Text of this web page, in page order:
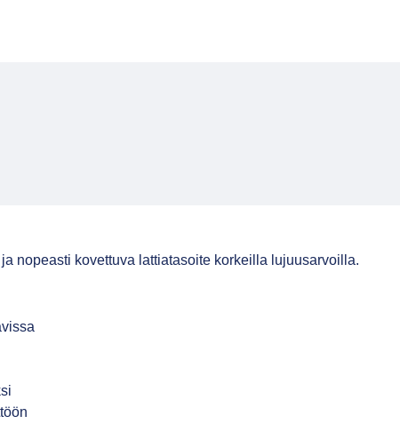
nopeasti kovettuva lattiatasoite korkeilla lujuusarvoilla.